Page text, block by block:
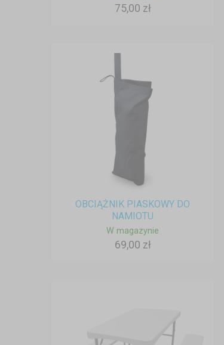
75,00 zł
OBCIĄŻNIK PIASKOWY DO
NAMIOTU
W magazynie
69,00 zł